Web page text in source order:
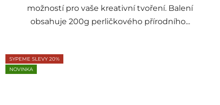
možností pro vaše kreativní tvoření. Balení
obsahuje 200g perličkového přírodního...
SYPEME SLEVY 20%
NOVINKA